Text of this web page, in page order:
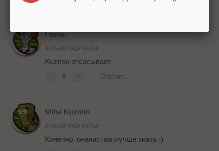
Гость
больше года назад
Kuzmin отсасывает
0 Ответить
Miha Kuzmin
больше года назад
Конечно, онанистам лучше знать :)